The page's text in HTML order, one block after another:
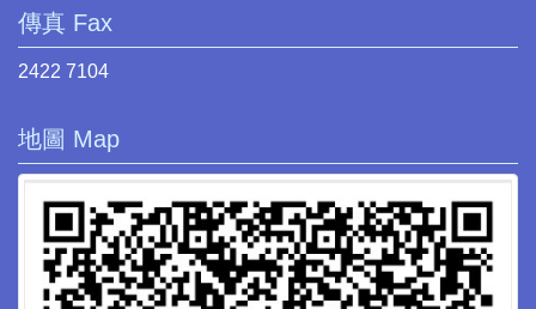
傳真 Fax
2422 7104
地圖 Map